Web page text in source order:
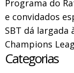
Programa do
e convidados
SBT dá largada
Champions
Categorias